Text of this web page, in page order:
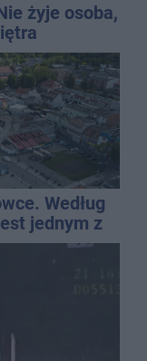
żyje osoba,
Według
jednym z